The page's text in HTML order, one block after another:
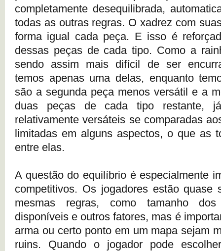
completamente desequilibrada,
todas as outras regras. O xadrez com
forma igual cada peça. E isso é
dessas peças de cada tipo. Como a
sendo assim mais difícil de ser
temos apenas uma delas, enquanto
são a segunda peça menos versátil e a
duas peças de cada tipo restante,
relativamente versáteis se comparadas
limitadas em alguns aspectos, o que as
entre elas.
A questão do equilíbrio é especialmente
competitivos. Os jogadores estão quase
mesmas regras, como tamanho
disponíveis e outros fatores, mas é
arma ou certo ponto em um mapa sejam
ruins. Quando o jogador pode